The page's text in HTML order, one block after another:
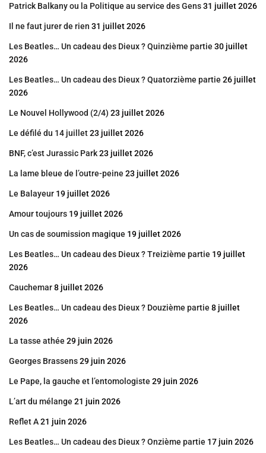
Patrick Balkany ou la Politique au service des Gens31 juillet 2026
Il ne faut jurer de rien 31 juillet 2026
Les Beatles… Un cadeau des Dieux ? Quinzième partie 30 juillet
2026
Les Beatles… Un cadeau des Dieux ? Quatorzième partie 26 juillet
2026
Le Nouvel Hollywood (2/4) 23 juillet 2026
Le défilé du 14 juillet23 juillet 2026
BNF, c’est Jurassic Park23 juillet 2026
La lame bleue de l’outre-peine 23 juillet 2026
Le Balayeur 19 juillet 2026
Amour toujours 19 juillet 2026
Un cas de soumission magique 19 juillet 2026
Les Beatles… Un cadeau des Dieux ? Treizième partie 19 juillet
2026
Cauchemar8 juillet 2026
Les Beatles… Un cadeau des Dieux ? Douzième partie 8 juillet
2026
La tasse athée 29 juin 2026
Georges Brassens29 juin 2026
Le Pape, la gauche et l’entomologiste 29 juin 2026
L’art du mélange 21 juin 2026
Reflet A21 juin 2026
Les Beatles… Un cadeau des Dieux ? Onzième partie 17 juin 2026